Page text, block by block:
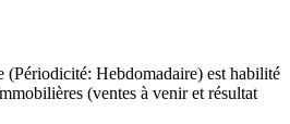
Hebdomadaire) est habilité
(ventes à venir et résultat